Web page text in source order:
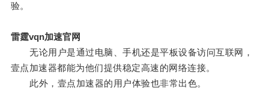
验。
雷霆vqn加速官网
无论用户是通过电脑、手机还是平板设备访问互联网，
壹点加速器都能为他们提供稳定高速的网络连接。
此外，壹点加速器的用户体验也非常出色。